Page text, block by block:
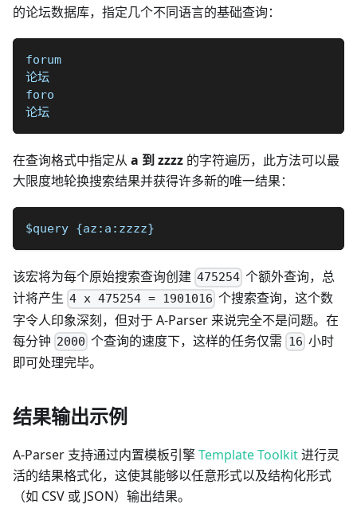
的论坛数据库，指定几个不同语言的基础查询：
forum
论坛
foro
论坛
在查询格式中指定从 a 到 zzzz 的字符遍历，此方法可以最
大限度地轮换搜索结果并获得许多新的唯一结果：
$query {az:a:zzzz}
该宏将为每个原始搜索查询创建 475254 个额外查询，总
计将产生 4 x 475254 = 1901016 个搜索查询，这个数
字令人印象深刻，但对于 A-Parser 来说完全不是问题。在
每分钟 2000 个查询的速度下，这样的任务仅需 16 小时
即可处理完毕。
结果输出示例
A-Parser 支持通过内置模板引擎Template Toolkit进行灵
活的结果格式化，这使其能够以任意形式以及结构化形式
（如 CSV 或 JSON）输出结果。